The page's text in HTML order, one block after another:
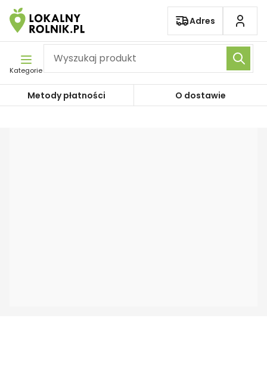
Pomiń nawigację
Adres
Kategorie
Metody płatności O dostawie